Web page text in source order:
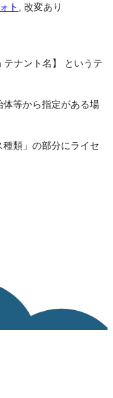
ト , 改変あり
ナント名】 というテ
等から指定がある場
類」の部分にライセ